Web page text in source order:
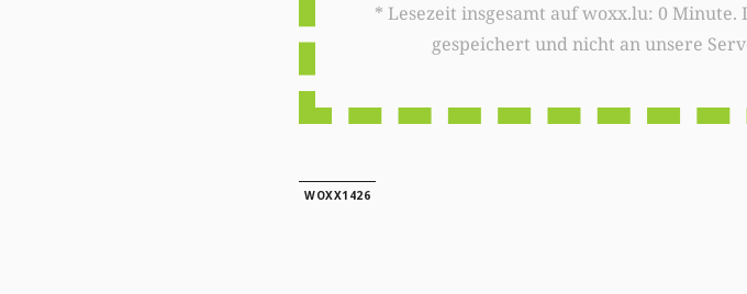
* Lesezeit insgesamt auf woxx.lu: 0 Minute. Diese Daten werden nur in Ihrem Browser
gespeichert und nicht an unsere
WOXX1426